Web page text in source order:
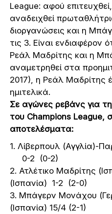
League: αφού
αναδειχθεί
διοργανώσεις και η
τις 3. Είναι ενδιαφέρον
Ρεάλ Μαδρίτης και η
αναμετρηθεί στα
2017), η Ρεάλ Μαδρίτης
ημιτελικά.
Σε αγώνες ρεβάνς για
του Champions League,
αποτελέσματα:
1. Λίβερπουλ (Αγγλία)-
0-2 (0-2)
2. Ατλέτικο Μαδρίτης
(Ισπανία) 1-2 (2-0)
3. Μπάγερν Μονάχου
(Ισπανία) 15/4 (2-1)